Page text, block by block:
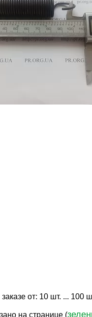
от: 10 шт. ... 100
на странице (